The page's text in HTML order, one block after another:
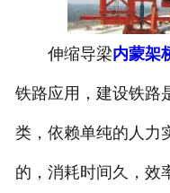
伸缩导梁内蒙架
铁路应用，建设铁路
类，依赖单纯的人力
的，消耗时间久，效